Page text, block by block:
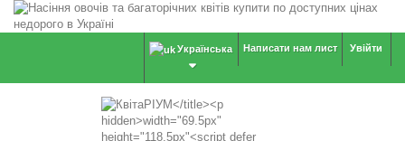
Увійти
Написати нам лист
Українська